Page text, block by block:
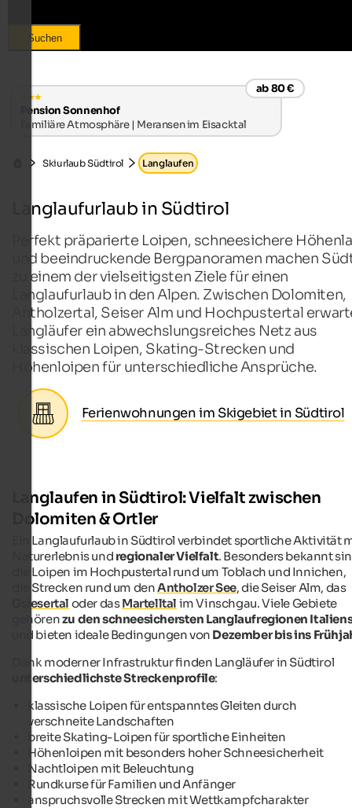
Suchen
ab 80 €
Pension Sonnenhof
Familiäre Atmosphäre | Meransen im Eisacktal
Skiurlaub Südtirol Langlaufen
Langlaufurlaub in Südtirol
Perfekt präparierte Loipen, schneesichere
und beeindruckende Bergpanoramen machen
zu einem der vielseitigsten Ziele für einen
Langlaufurlaub in den Alpen. Zwischen Dolomiten,
Antholzertal, Seiser Alm und Hochpustertal
Langläufer ein abwechslungsreiches Netz aus
klassischen Loipen, Skating-Strecken und
Höhenloipen für unterschiedliche Ansprüche.
Ferienwohnungen im Skigebiet in Südtirol
Langlaufen in Südtirol: Vielfalt zwischen
Dolomiten & Ortler
Ein Langlaufurlaub in Südtirol verbindet sportliche Aktivität
Naturerlebnis und regionaler Vielfalt. Besonders bekannt
die Loipen im Hochpustertal rund um Toblach und Innichen,
die Strecken rund um denAntholzer See, die Seiser Alm, das
Gsiesertal oder dasMartelltal im Vinschgau. Viele Gebiete
gehörenzu den schneesichersten Langlaufregionen
und bieten ideale Bedingungen von Dezember bis ins
Dank moderner Infrastruktur finden Langläufer in Südtirol
unterschiedlichste Streckenprofile:
klassische Loipen für entspanntes Gleiten durch
verschneite Landschaften
breite Skating-Loipen für sportliche Einheiten
Höhenloipen mit besonders hoher Schneesicherheit
Nachtloipen mit Beleuchtung
Rundkurse für Familien und Anfänger
anspruchsvolle Strecken mit Wettkampfcharakter